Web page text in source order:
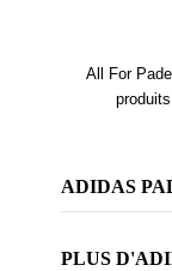
All For
ADIDAS
PLUS